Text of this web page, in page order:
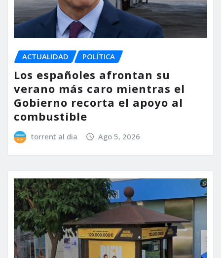
ACTUALIDAD POLÍTICA
Los españoles afrontan su
verano más caro mientras el
Gobierno recorta el apoyo al
combustible
torrent al dia Ago 5, 2026